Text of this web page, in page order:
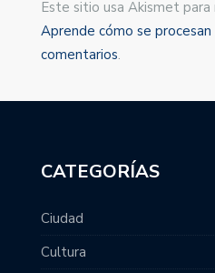
Este sitio usa Akismet para
Aprende cómo se
comentarios.
CATEGORÍAS
Ciudad
Cultura